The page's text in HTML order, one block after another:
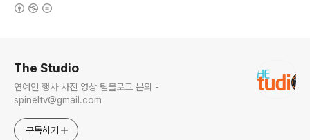
The Studio
연예인 행사 사진 영상 팀블로그 문의 -
spineltv@gmail.com
구독하기